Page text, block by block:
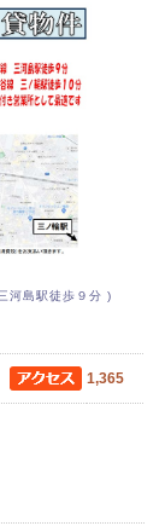
河島駅徒歩９分 )
1,365